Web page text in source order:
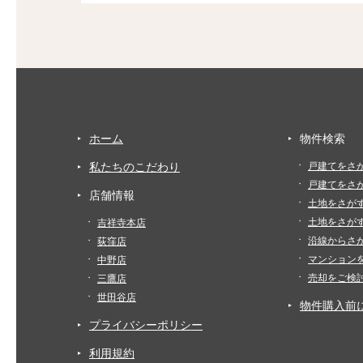
ホーム
私たちのこだわり
店舗情報
吉祥寺本店
荻窪店
中野店
三鷹店
世田谷店
プライバシーポリシー
利用規約
物件検索
戸建てをさ
戸建てをさ
土地をさが
土地をさが
沿線からさ
マンション
売却をご検
物件購入前